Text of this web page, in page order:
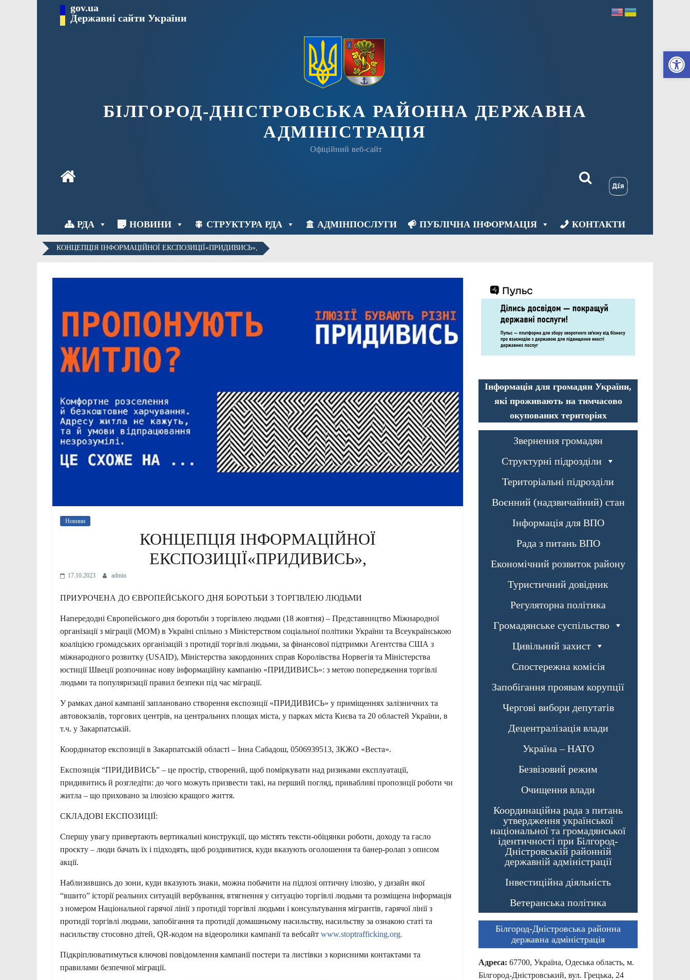
gov.ua
Державні сайти України
БІЛГОРОД-ДНІСТРОВСЬКА РАЙОННА ДЕРЖАВНА
АДМІНІСТРАЦІЯ
Офіційний веб-сайт
РДА НОВИНИ СТРУКТУРА РДА АДМІНПОСЛУГИ ПУБЛІЧНА ІНФОРМАЦІЯ КОНТАКТИ
КОНЦЕПЦІЯ ІНФОРМАЦІЙНОЇ ЕКСПОЗИЦІЇ«ПРИДИВИСЬ»,
Новини
КОНЦЕПЦІЯ ІНФОРМАЦІЙНОЇ
ЕКСПОЗИЦІЇ«ПРИДИВИСЬ»,
17.10.2023 admin
ПРИУРОЧЕНА ДО ЄВРОПЕЙСЬКОГО ДНЯ БОРОТЬБИ З ТОРГІВЛЕЮ ЛЮДЬМИ
Напередодні Європейського дня боротьби з торгівлею людьми (18 жовтня) – Представництво Міжнародної
організації з міграції (МОМ) в Україні спільно з Міністерством соціальної політики України та Всеукраїнською
коаліцією громадських організацій з протидії торгівлі людьми, за фінансової підтримки Агентства США з
міжнародного розвитку (USAID), Міністерства закордонних справ Королівства Норвегія та Міністерства
юстиції Швеції розпочинає нову інформаційну кампанію «ПРИДИВИСЬ»: з метою попередження торгівлі
людьми та популяризації правил безпеки під час міграції.
У рамках даної кампанії заплановано створення експозиції «ПРИДИВИСЬ» у приміщеннях залізничних та
автовокзалів, торгових центрів, на центральних площах міста, у парках міста Києва та 20 областей України, в
т.ч. у Закарпатській.
Координатор експозиції в Закарпатській області – Інна Сабадош, 0506939513, ЗКЖО «Веста».
Експозиція “ПРИДИВИСЬ” – це простір, створений, щоб поміркувати над ризиками експлуатації,
придивитись й розгледіти: до чого можуть призвести такі, на перший погляд, привабливі пропозиції роботи чи
житла – що приховано за ілюзією кращого життя.
СКЛАДОВІ ЕКСПОЗИЦІЇ:
Спершу увагу привертають вертикальні конструкції, що містять тексти-обіцянки роботи, доходу та гасло
проєкту – люди бачать їх і підходять, щоб роздивитися, куди вказують оголошення та банер-ролап з описом
акції.
Наблизившись до зони, куди вказують знаки, можна побачити на підлозі оптичну ілюзію, у дизайн якої
“вшито” історії реальних ситуацій вербування, втягнення у ситуацію торгівлі людьми та розміщена інформація
з номером Національної гарячої лінії з протидії торгівлі людьми і консультування мігрантів, гарячої лінії з
протидії торгівлі людьми, запобігання та протидії домашньому насильству, насильству за ознакою статі та
насильству стосовно дітей, QR-кодом на відеоролики кампанії та вебсайт www.stoptrafficking.org.
Підкріплюватимуться ключові повідомлення кампанії постери та листівки з корисними контактами та
правилами безпечної міграції.
Інформація для громадян України,
які проживають на тимчасово
окупованих територіях
Звернення громадян
Структурні підрозділи
Територіальні підрозділи
Воєнний (надзвичайний) стан
Інформація для ВПО
Рада з питань ВПО
Економічний розвиток району
Туристичний довідник
Регуляторна політика
Громадянське суспільство
Цивільний захист
Спостережна комісія
Запобігання проявам корупції
Чергові вибори депутатів
Децентралізація влади
Україна – НАТО
Безвізовий режим
Очищення влади
Координаційна рада з питань
утвердження української
національної та громадянської
ідентичності при Білгород-
Дністровській районній
державній адміністрації
Інвестиційна діяльність
Ветеранська політика
Білгород-Дністровська районна
державна адміністрація
Адреса: 67700, Україна, Одеська область, м.
Білгород-Дністровський, вул. Грецька, 24